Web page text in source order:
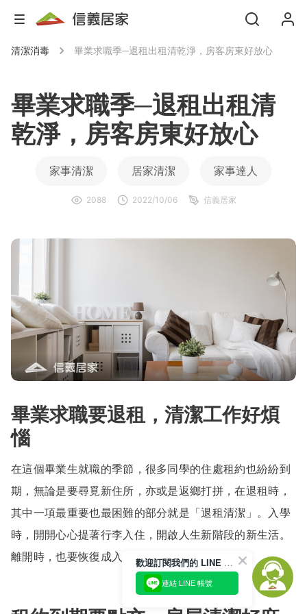
清潔消毒 畢業求職季─退租出租清乾淨，房客房東好放心
畢業求職季─退租出租清
乾淨，房客房東好放心
家事清潔 居家清潔 家事達人
2088 2022/10/06 信義居家
畢業求職要退租，清潔工作好煩
惱
在這個畢業生就職的季節，很多同學的住處租約也紛紛到
期，無論是要尋覓新住所，亦或是返鄉打拼，在退租時，
其中一項最重要也最困難的部分就是「退租清潔」。入學
時，開開心心提著行李入住，開啟人生新階段的新生活。
離開時，也要恢復成入住前乾淨原狀。
歡迎訂閱我們的 LINE 官方帳號
連結 LINE 帳號